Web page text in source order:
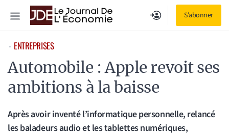
S'abonner
Menu
⋅ ENTREPRISES
Automobile : Apple revoit ses
ambitions à la baisse
Après avoir inventé l’informatique personnelle, relancé
les baladeurs audio et les tablettes numériques,